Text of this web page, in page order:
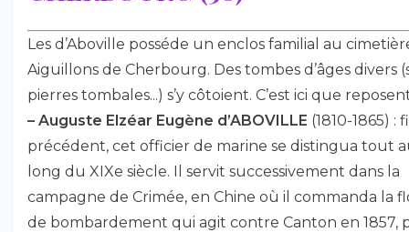
Les d’Aboville posséde un enclos familial au
Aiguillons de Cherbourg. Des tombes d’âges divers
pierres tombales...) s’y côtoient. C’est ici que
– Auguste Elzéar Eugène d’ABOVILLE (1810-1865) :
précédent, cet officier de marine se distingua tout
long du XIXe siècle. Il servit successivement dans la
campagne de Crimée, en Chine où il commanda la
de bombardement qui agit contre Canton en 1857,